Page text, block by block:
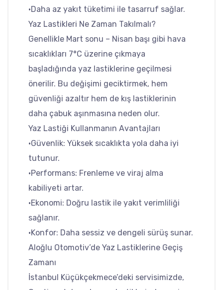
•Daha az yakıt tüketimi ile tasarruf sağlar.
Yaz Lastikleri Ne Zaman Takılmalı?
Genellikle Mart sonu – Nisan başı gibi hava
sıcaklıkları 7°C üzerine çıkmaya
başladığında yaz lastiklerine geçilmesi
önerilir. Bu değişimi geciktirmek, hem
güvenliği azaltır hem de kış lastiklerinin
daha çabuk aşınmasına neden olur.
Yaz Lastiği Kullanmanın Avantajları
•Güvenlik: Yüksek sıcaklıkta yola daha iyi
tutunur.
•Performans: Frenleme ve viraj alma
kabiliyeti artar.
•Ekonomi: Doğru lastik ile yakıt verimliliği
sağlanır.
•Konfor: Daha sessiz ve dengeli sürüş sunar.
Aloğlu Otomotiv’de Yaz Lastiklerine Geçiş
Zamanı
İstanbul Küçükçekmece’deki servisimizde,